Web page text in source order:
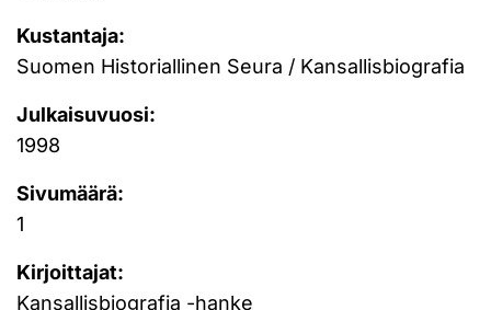
Kustantaja:
Suomen Historiallinen Seura / Kansallisbiografia
Julkaisuvuosi:
1998
Sivumäärä:
1
Kirjoittajat:
Kansallisbiografia -hanke